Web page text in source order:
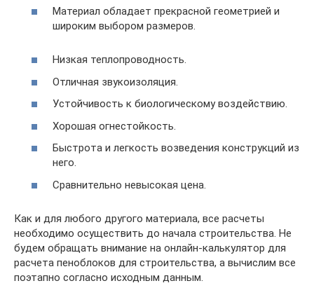
Материал обладает прекрасной геометрией и
широким выбором размеров.
Низкая теплопроводность.
Отличная звукоизоляция.
Устойчивость к биологическому воздействию.
Хорошая огнестойкость.
Быстрота и легкость возведения конструкций из
него.
Сравнительно невысокая цена.
Как и для любого другого материала, все расчеты
необходимо осуществить до начала строительства. Не
будем обращать внимание на онлайн-калькулятор для
расчета пеноблоков для строительства, а вычислим все
поэтапно согласно исходным данным.